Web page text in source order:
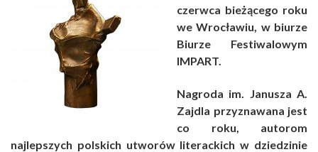
czerwca bieżącego roku
we Wrocławiu, w biurze
Biurze Festiwalowym
IMPART.
Nagroda im. Janusza A.
Zajdla przyznawana jest
co roku, autorom
najlepszych polskich utworów literackich w dziedzinie